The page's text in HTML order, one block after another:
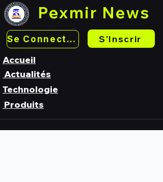
Pexmir News
Se Connecter
S'Inscrir
Accueil
Actualités
Technologie
Produits